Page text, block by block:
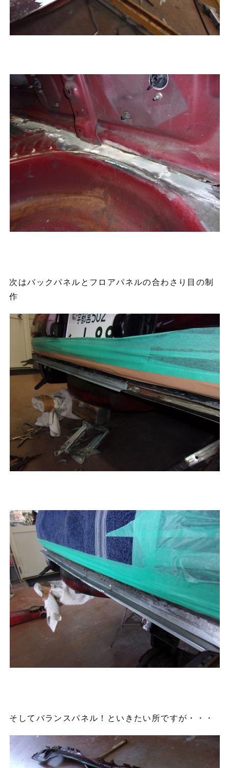
次はバックパネルとフロアパネルの合わさり目の制
作
そしてバランスパネル！といきたい所ですが・・・